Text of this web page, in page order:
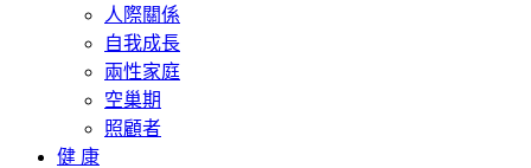
人際關係
自我成長
兩性家庭
空巢期
照顧者
健 康